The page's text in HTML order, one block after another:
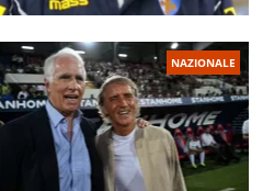
NAZIONALE